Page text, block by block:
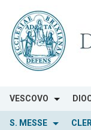
content
VESCOVO
S. MESSE